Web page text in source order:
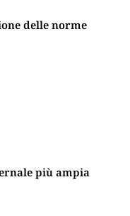
delle norme
più ampia